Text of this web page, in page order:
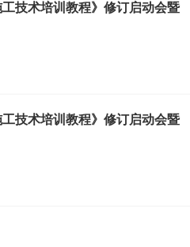
技术培训教程》修订启动会暨
技术培训教程》修订启动会暨